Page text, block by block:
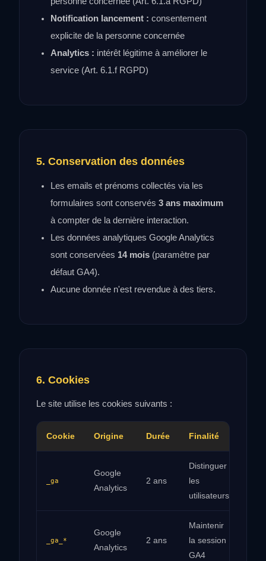
Notification lancement : consentement
explicite de la personne concernée
Analytics : intérêt légitime à améliorer le
service (Art. 6.1.f RGPD)
5. Conservation des données
Les emails et prénoms collectés via les
formulaires sont conservés 3 ans maximum
à compter de la dernière interaction.
Les données analytiques Google Analytics
sont conservées 14 mois (paramètre par
défaut GA4).
Aucune donnée n'est revendue à des tiers.
6. Cookies
Le site utilise les cookies suivants :
Cookie Origine Durée Finalité
_ga
Google
Analytics
2 ans
Distinguer
les
utilisateurs
_ga_*
Google
Analytics
2 ans
Maintenir
la session
GA4